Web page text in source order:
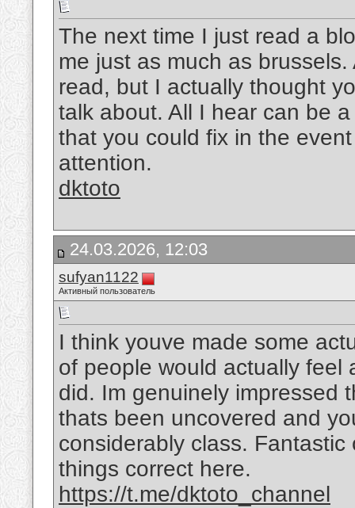
The next time I just read a
me just as much as
read, but I actually thought
talk about. All I hear can be
that you could fix in the
attention.
dktoto
24.03.2026, 12:03
sufyan1122
Активный пользователь
I think youve made some
of people would actually feel
did. Im genuinely impressed
thats been uncovered and
considerably class.
things correct here.
https://t.me/dktoto_channel